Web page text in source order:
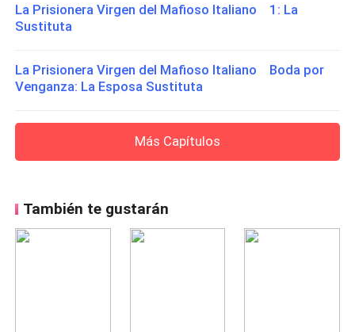
La Prisionera Virgen del Mafioso Italiano 1: La
Sustituta
La Prisionera Virgen del Mafioso Italiano Boda por
Venganza: La Esposa Sustituta
Más Capítulos
También te gustarán